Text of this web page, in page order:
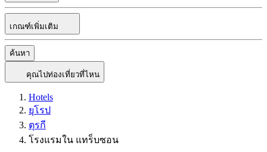
เกณฑ์เพิ่มเติม
ค้นหา
คุณไปท่องเที่ยวที่ไหน
Hotels
ยุโรป
ตุรกี
โรงแรมใน แทร็บซอน